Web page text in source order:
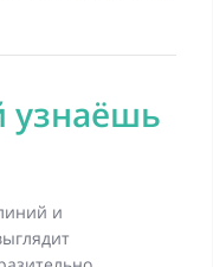
узнаёшь
и